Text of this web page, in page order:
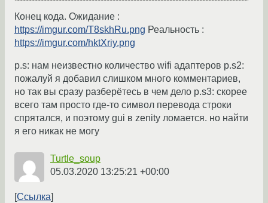
Конец кода. Ожидание :
https://imgur.com/T8skhRu.png Реальность :
https://imgur.com/hktXriy.png
p.s: нам неизвестно количество wifi адаптеров p.s2:
пожалуй я добавил слишком много комментариев,
но так вы сразу разберётесь в чем дело p.s3: скорее
всего там просто где-то символ перевода строки
спрятался, и поэтому gui в zenity ломается. но найти
я его никак не могу
Turtle_soup
05.03.2020 13:25:21 +00:00
Ссылка